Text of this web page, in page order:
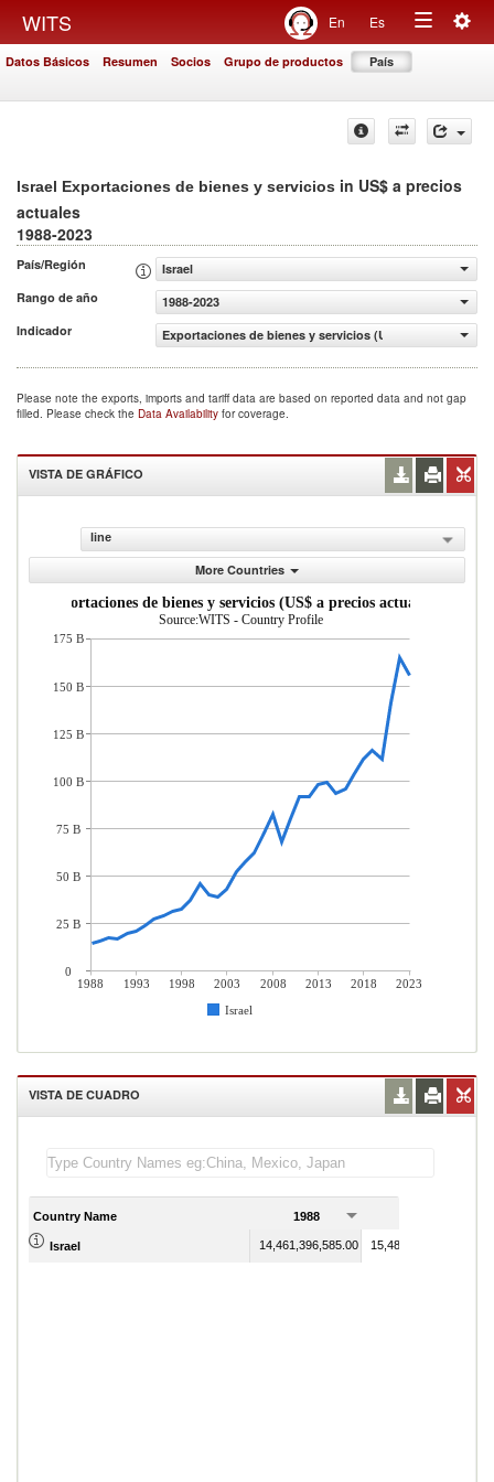
WITS En Es
Toggle
Datos Básicos Resumen Socios Grupo de productos País
Israel Exportaciones de bienes y servicios in US$ a precios
actuales
1988-2023
País/Región
Israel
Rango de año
1988-2023
Indicador
Exportaciones de bienes y servicios (US$ a precios
Please note the exports, imports and tariff data are based on reported data and not gap
filled. Please check the Data Availability for coverage.
VISTA DE GRÁFICO
line
More Countries
Exportaciones de bienes y servicios (US$ a precios actuales)
Source:WITS - Country Profile
1988 1993 1998 2003 2008 2013 2018
2023
Israel
175 B
150 B
125 B
100 B
75 B
50 B
25 B
0
VISTA DE CUADRO
Country Name 1988
Israel 14,461,396,585.00 15,487,859,006.00